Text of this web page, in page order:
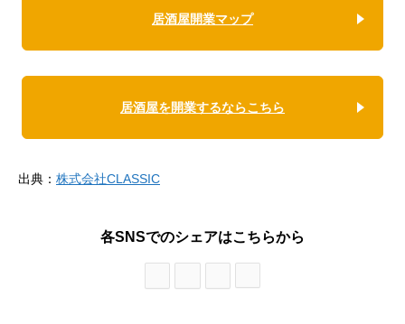
居酒屋開業マップ
居酒屋を開業するならこちら
出典： 株式会社CLASSIC
各SNSでのシェアはこちらから